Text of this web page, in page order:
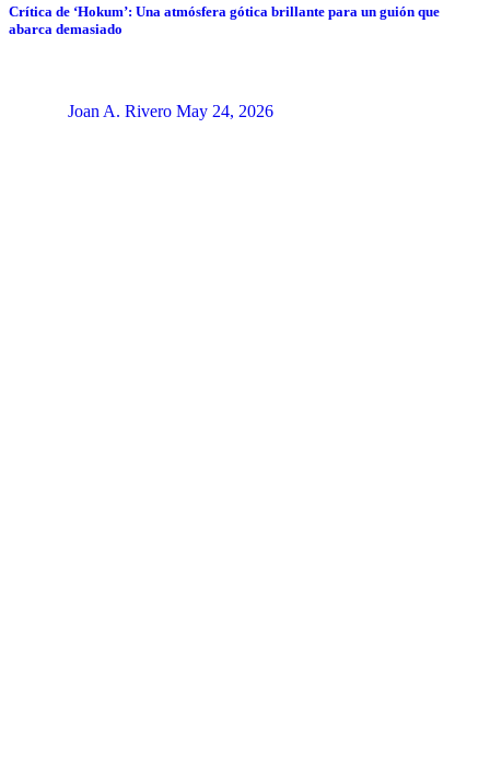
Crítica de ‘Hokum’: Una atmósfera gótica brillante para un guión que
abarca demasiado
Joan A. Rivero May 24, 2026